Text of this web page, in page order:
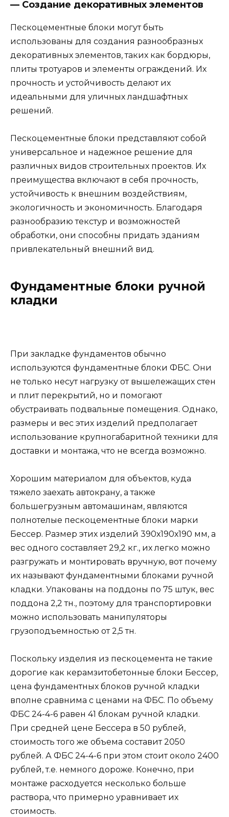
— Создание декоративных элементов
Пескоцементные блоки могут быть
использованы для создания разнообразных
декоративных элементов, таких как бордюры,
плиты тротуаров и элементы ограждений. Их
прочность и устойчивость делают их
идеальными для уличных ландшафтных
решений.
Пескоцементные блоки представляют собой
универсальное и надежное решение для
различных видов строительных проектов. Их
преимущества включают в себя прочность,
устойчивость к внешним воздействиям,
экологичность и экономичность. Благодаря
разнообразию текстур и возможностей
обработки, они способны придать зданиям
привлекательный внешний вид.
Фундаментные блоки ручной
кладки
При закладке фундаментов обычно
используются фундаментные блоки ФБС. Они
не только несут нагрузку от вышележащих стен
и плит перекрытий, но и помогают
обустраивать подвальные помещения. Однако,
размеры и вес этих изделий предполагает
использование крупногабаритной техники для
доставки и монтажа, что не всегда возможно.
Хорошим материалом для объектов, куда
тяжело заехать автокрану, а также
большегрузным автомашинам, являются
полнотелые пескоцементные блоки марки
Бессер. Размер этих изделий 390х190х190 мм, а
вес одного составляет 29,2 кг., их легко можно
разгружать и монтировать вручную, вот почему
их называют фундаментными блоками ручной
кладки. Упакованы на поддоны по 75 штук, вес
поддона 2,2 тн., поэтому для транспортировки
можно использовать манипуляторы
грузоподъемностью от 2,5 тн.
Поскольку изделия из пескоцемента не такие
дорогие как керамзитобетонные блоки Бессер,
цена фундаментных блоков ручной кладки
вполне сравнима с ценами на ФБС. По объему
ФБС 24-4-6 равен 41 блокам ручной кладки.
При средней цене Бессера в 50 рублей,
стоимость того же объема составит 2050
рублей. А ФБС 24-4-6 при этом стоит около 2400
рублей, т.е. немного дороже. Конечно, при
монтаже расходуется несколько больше
раствора, что примерно уравнивает их
стоимость.